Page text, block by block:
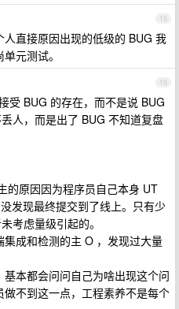
15
直接原因出现的低级的 BUG 我
元测试。
16
受 BUG 的存在，而不是说 BUG
人，而是出了 BUG 不知道复盘
的原因因为程序员自己本身 UT
发现最终提交到了线上。只有少
考虑量级引起的。
成和检测的主 O ，发现过大量
本都会问问自己为啥出现这个问
不到这一点，工程素养不是每个